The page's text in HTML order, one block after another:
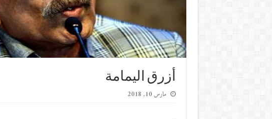
أزرق اليمامة
مارس 10, 2018